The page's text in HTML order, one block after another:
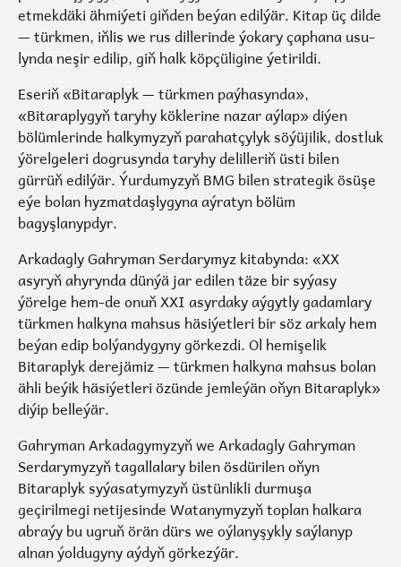
etmekdäki ähmiýeti giňden beýan edilýär. Kitap üç dil­de
— türkmen, iňlis we rus dillerinde ýokary çapha­na usu­
lyn­da ne­şir edi­lip, giň halk köpçüligine ýetirildi.
Eseriň «Bitaraplyk — türkmen paýhasynda»,
«Bitaraplygyň taryhy köklerine nazar aýlap» diýen
bölümlerinde halkymyzyň parahatçylyk söýüjilik, dostluk
ýörelgeleri dogrusynda taryhy delilleriň üsti bilen
gürrüň edilýär. Ýurdumyzyň BMG bilen strategik ösüşe
eýe bolan hyzmatdaşlygyna aýratyn bölüm
bagyşlanypdyr.
Arkadagly Gahryman Serdarymyz kitabynda: «ХХ
asyryň ahyrynda dünýä jar edilen täze bir syýasy
ýörelge hem-de onuň ХХI asyrdaky aýgytly gadamlary
türkmen halkyna mahsus häsiýetleri bir söz arkaly hem
beýan edip bolýandygyny görkezdi. Ol hemişelik
Bitaraplyk derejämiz — türkmen halkyna mahsus bolan
ähli beýik häsiýetleri özünde jemleýän oňyn Bitaraplyk»
diýip belleýär.
Gahryman Arkadagymyzyň we Arkadagly Gahryman
Serdarymyzyň tagallalary bilen ösdürilen oňyn
Bitaraplyk syýasatymyzyň üstünlikli durmuşa
geçirilmegi netijesinde Watanymyzyň toplan halkara
abraýy bu ugruň örän dürs we oýlanyşykly saýlanyp
alnan ýoldugyny aýdyň görkezýär.